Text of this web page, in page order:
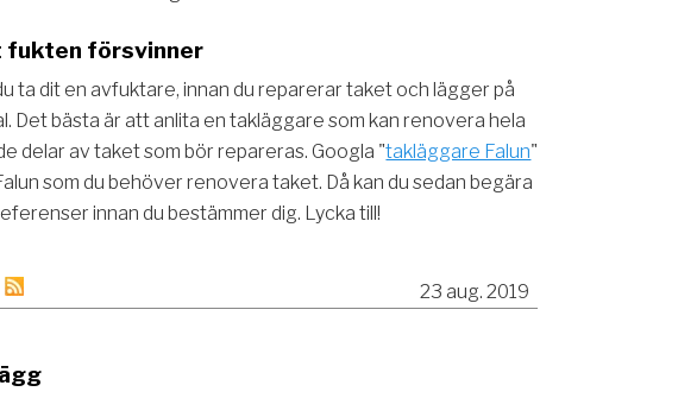
fukten försvinner
ta dit en avfuktare, innan du reparerar taket och lägger på
Det bästa är att anlita en takläggare som kan renovera hela
delar av taket som bör repareras. Googla "takläggare Falun"
som du behöver renovera taket. Då kan du sedan begära
innan du bestämmer dig. Lycka till!
23 aug. 2019